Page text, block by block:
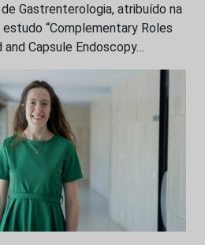
Gastrenterologia, atribuído na
“Complementary Roles
Capsule Endoscopy…